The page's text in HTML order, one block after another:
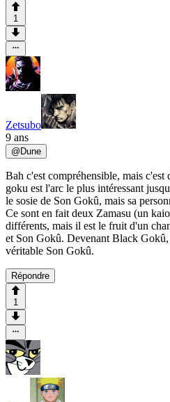
1
Zetsubo
9 ans
@ Dune
Bah c'est compréhensible, mais
goku est l'arc le plus intéressant
le sosie de Son Gokû, mais sa
Ce sont en fait deux Zamasu (un
différents, mais il est le fruit d'un
et Son Gokû. Devenant Black Gokû,
véritable Son Gokû.
Répondre
1